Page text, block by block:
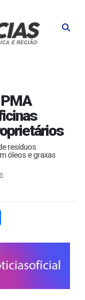
resíduos
óleos e graxas